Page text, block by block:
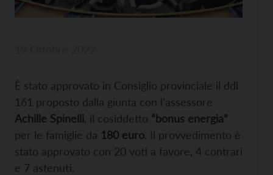
È stato approvato in Consiglio provinciale il ddl
161 proposto dalla giunta con l’assessore
Achille Spinelli , il cosiddetto “bonus energia”
per le famiglie da 180 euro. Il provvedimento è
stato approvato con 20 voti a favore, 4 contrari
e 7 astenuti.